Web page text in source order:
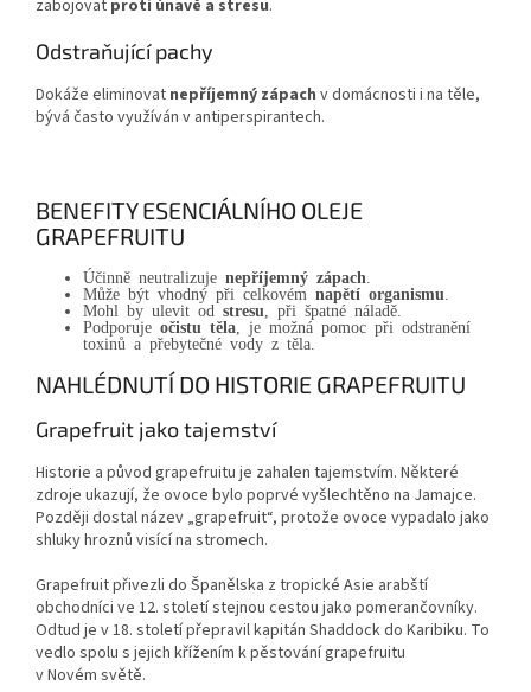
zabojovat proti únavě a stresu.
Odstraňující pachy
Dokáže eliminovat nepříjemný zápach v domácnosti i na těle,
bývá často využíván v antiperspiran­tech.
BENEFITY ESENCIÁLNÍHO OLEJE
GRAPEFRUITU
Účinně neutralizuje nepříjemný zápach
Může být vhodný při celkovém napětí organismu
Mohl by ulevit od stresu , při špatné náladě.
Podporuje očistu těla , je možná pomoc při odstranění
toxinů a přebytečné vody z těla.
NAHLÉDNUTÍ DO HISTORIE GRAPEFRUITU
Grapefruit jako tajemství
Historie a původ grapefruitu je zahalen tajemstvím. Některé
zdroje ukazují, že ovoce bylo poprvé vyšlechtěno na Jamajce.
Později dostal název „grapefruit“, protože ovoce vypadalo jako
shluky hroznů visící na stromech.
Grapefruit přivezli do Španělska z tropické Asie arabští
obchodníci ve 12. století stejnou cestou jako pomerančovníky.
Odtud je v 18. století přepravil kapitán Shaddock do Karibiku. To
vedlo spolu s jejich křížením k pěstování grapefruitu
v Novém světě.